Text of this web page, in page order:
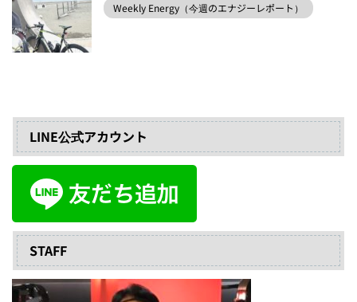
Weekly Energy（今週のエナジーレポート）
LINE公式アカウント
STAFF